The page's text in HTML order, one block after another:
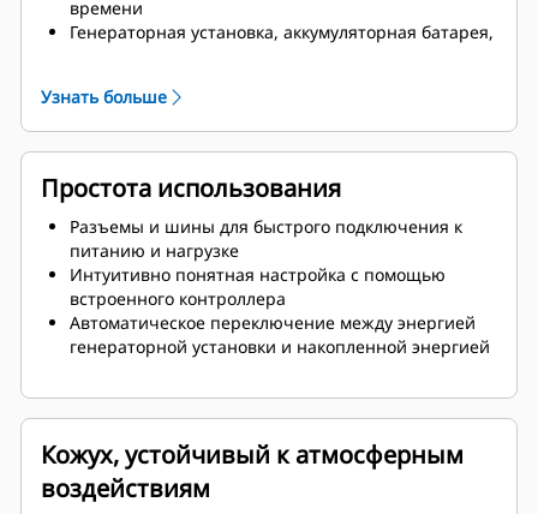
времени
Генераторная установка, аккумуляторная батарея,
Узнать больше
Простота использования
Разъемы и шины для быстрого подключения к
питанию и нагрузке
Интуитивно понятная настройка с помощью
встроенного контроллера
Автоматическое переключение между энергией
генераторной установки и накопленной энергией
Кожух, устойчивый к атмосферным
воздействиям